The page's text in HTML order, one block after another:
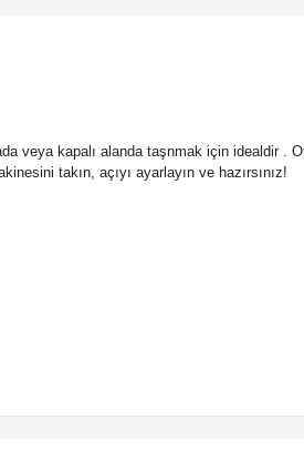
veya kapalı alanda taşnmak için idealdir .
takın, açıyı ayarlayın ve hazırsınız!